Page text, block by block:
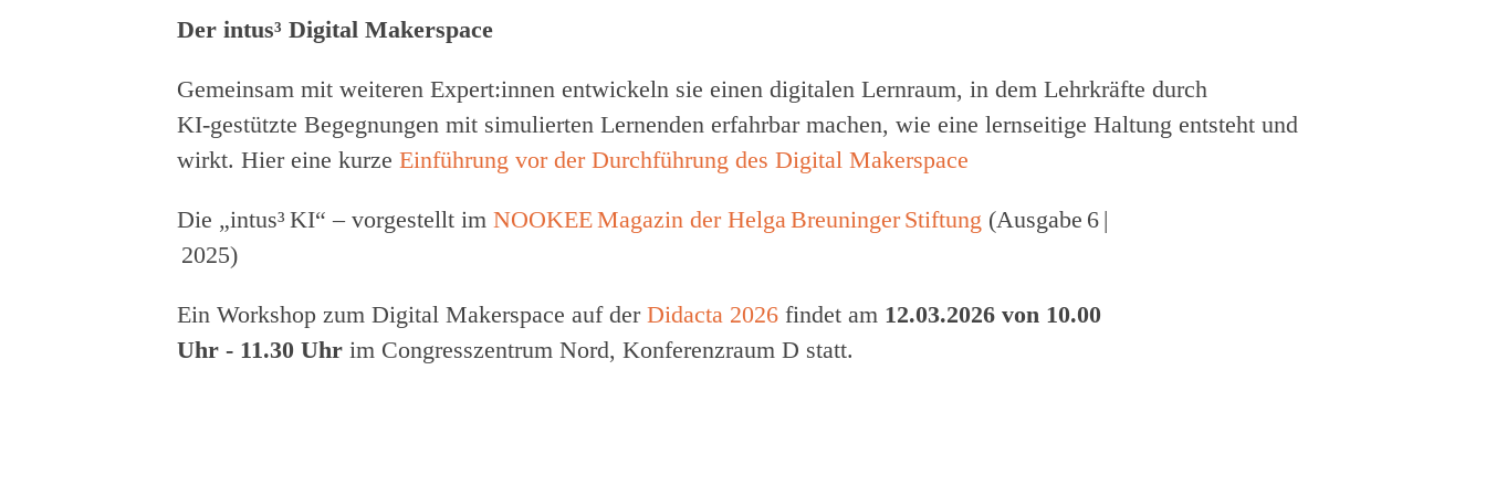
Der intus³ Digital Makerspace
Gemeinsam mit weiteren Expert:innen entwickeln sie einen digitalen Lernraum, in dem Lehrkräfte durch
KI‑gestützte Begegnungen mit simulierten Lernenden erfahrbar machen, wie eine lernseitige Haltung entsteht und
wirkt. Hier eine kurze Einführung vor der Durchführung des Digital Makerspace
Die „intus³ KI“ – vorgestellt im NOOKEE Magazin der Helga Breuninger Stiftung (Ausgabe 6 |
2025)
Ein Workshop zum Digital Makerspace auf der Didacta 2026 findet am 12.03.2026 von 10.00
Uhr - 11.30 Uhr im Congresszentrum Nord, Konferenzraum D statt.